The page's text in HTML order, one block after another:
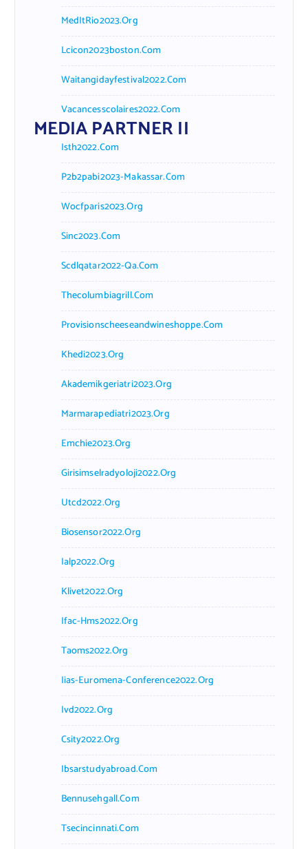
MedItRio2023.org
Lcicon2023boston.com
Waitangidayfestival2022.com
Vacancesscolaires2022.com
MEDIA PARTNER II
Isth2022.com
P2b2pabi2023-Makassar.com
Wocfparis2023.org
Sinc2023.com
Scdlqatar2022-Qa.com
Thecolumbiagrill.com
Provisionscheeseandwineshoppe.com
Khedi2023.org
Akademikgeriatri2023.org
Marmarapediatri2023.org
Emchie2023.org
Girisimselradyoloji2022.org
Utcd2022.org
Biosensor2022.org
Ialp2022.org
Klivet2022.org
Ifac-Hms2022.org
Taoms2022.org
Iias-Euromena-Conference2022.org
Ivd2022.org
Csity2022.org
Ibsarstudyabroad.com
Bennusehgall.com
Tsecincinnati.com